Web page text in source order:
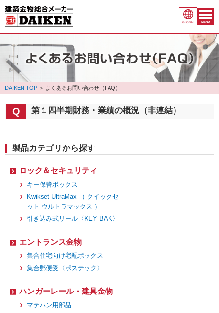
GLOBAL MENU
DAIKEN TOP ＞ よくあるお問い合わせ（FAQ）
第１四半期財務・業績の概況（非連結）
製品カテゴリから探す
ロック＆セキュリティ
キー保管ボックス
Kwikset UltraMax （ クイックセ
ット ウルトラマックス ）
引き込み式リール〈KEY BAK〉
エントランス金物
集合住宅向け宅配ボックス
集合郵便受〈ポステック〉
ハンガーレール・建具金物
マテハン用部品